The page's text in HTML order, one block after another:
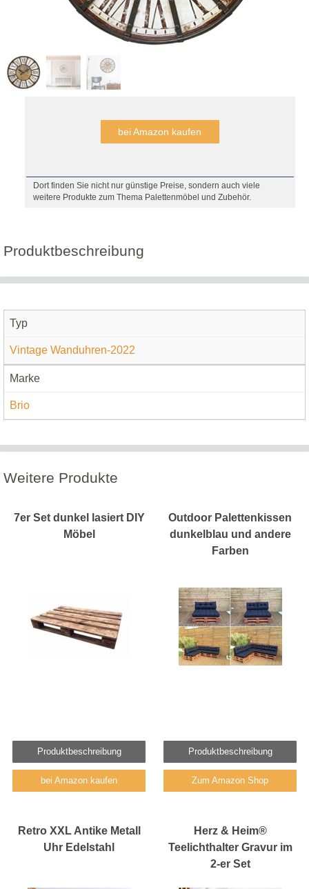
bei Amazon kaufen
Dort finden Sie nicht nur günstige Preise, sondern auch viele
weitere Produkte zum Thema Palettenmöbel und Zubehör.
Produktbeschreibung
Typ
Vintage Wanduhren-2022
Marke
Brio
Weitere Produkte
7er Set dunkel lasiert DIY
Möbel
Produktbeschreibung
bei Amazon kaufen
Outdoor Palettenkissen
dunkelblau und andere
Farben
Produktbeschreibung
Zum Amazon Shop
Retro XXL Antike Metall
Uhr Edelstahl
Herz & Heim®
Teelichthalter Gravur im
2-er Set